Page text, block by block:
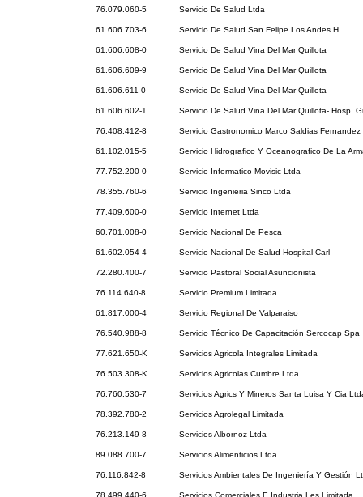
76.079.060-5 Servicio De Salud Ltda
61.606.703-6 Servicio De Salud San Felipe Los Andes H
61.606.608-0 Servicio De Salud Vina Del Mar Quillota
61.606.609-9 Servicio De Salud Vina Del Mar Quillota
61.606.611-0 Servicio De Salud Vina Del Mar Quillota
61.606.602-1 Servicio De Salud Vina Del Mar Quillota- Hosp.
76.408.412-8 Servicio Gastronomico Marco Saldias Fernandez
61.102.015-5 Servicio Hidrografico Y Oceanografico De La
77.752.200-0 Servicio Informatico Movisic Ltda
78.355.760-6 Servicio Ingenieria Sinco Ltda
77.409.600-0 Servicio Internet Ltda
60.701.008-0 Servicio Nacional De Pesca
61.602.054-4 Servicio Nacional De Salud Hospital Carl
72.280.400-7 Servicio Pastoral Social Asuncionista
76.114.640-8 Servicio Premium Limitada
61.817.000-4 Servicio Regional De Valparaiso
76.540.988-8 Servicio Técnico De Capacitación Sercocap Spa
77.621.650-K Servicios Agricola Integrales Limitada
76.503.308-K Servicios Agricolas Cumbre Ltda.
76.760.530-7 Servicios Agrics Y Mineros Santa Luisa Y Cia
78.392.780-2 Servicios Agrolegal Limitada
76.213.149-8 Servicios Albornoz Ltda
89.088.700-7 Servicios Alimenticios Ltda.
76.116.842-8 Servicios Ambientales De Ingeniería Y Gestión
78.499.440-6 Servicios Comerciales E Industria Les Limitada